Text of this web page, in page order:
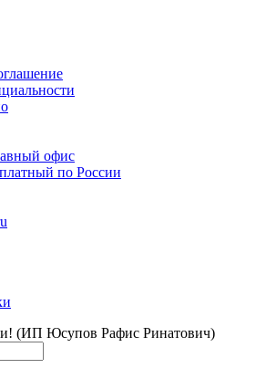
офис
по России
(ИП Юсупов Рафис Ринатович)